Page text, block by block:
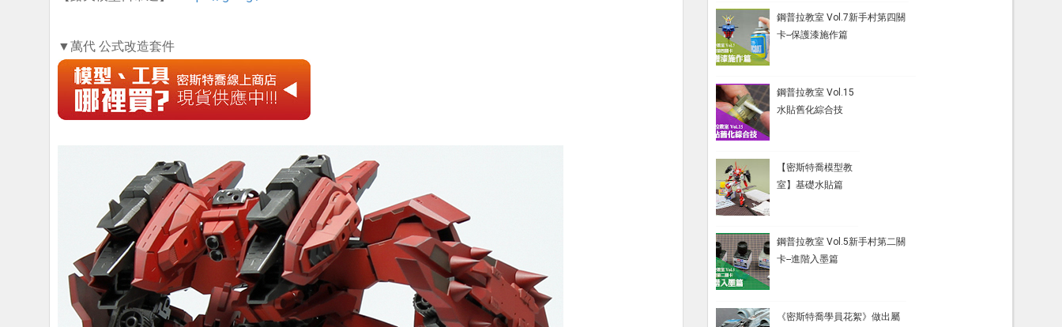
▼萬代 公式改造套件
鋼普拉教室 Vol.7新手村第四關
卡--保護漆施作篇
鋼普拉教室 Vol.15
水貼舊化綜合技
【密斯特喬模型教
室】基礎水貼篇
鋼普拉教室 Vol.5新手村第二關
卡--進階入墨篇
《密斯特喬學員花絮》做出屬